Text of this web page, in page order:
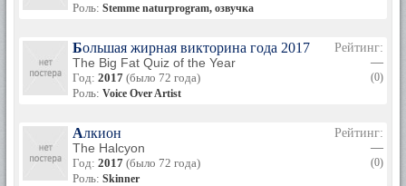
Роль: Stemme naturprogram, озвучка
Большая жирная викторина года 2017
The Big Fat Quiz of the Year
Год: 2017 (было 72 года)
Роль: Voice Over Artist
Рейтинг:
—
(0)
Алкион
The Halcyon
Год: 2017 (было 72 года)
Роль: Skinner
Рейтинг:
—
(0)